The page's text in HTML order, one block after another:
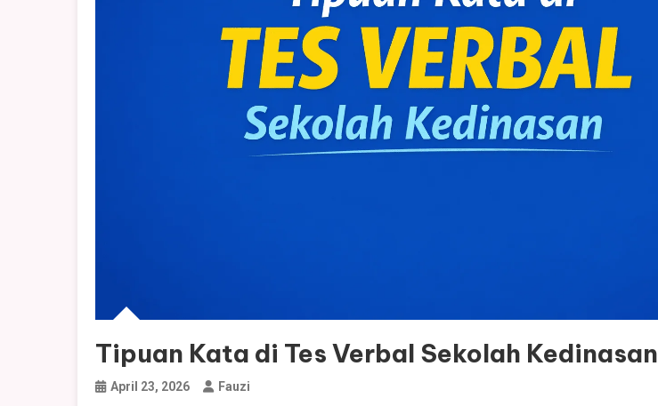
Tipuan Kata di Tes Verbal Sekolah Kedinasan
April 23, 2026 Fauzi